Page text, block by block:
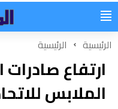
الرئيسية الرئيسية
ارتفاع
الملابس للاتحاد